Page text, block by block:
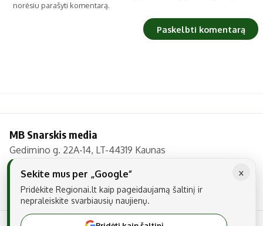
norėsiu parašyti komentarą.
MB Snarskis media
Gedimino g. 22A-14, LT-44319 Kaunas
Tel.: +370 606 17737
El. paštas: info@regionai.lt ×
Sekite mus per „Google“
Pridėkite Regionai.lt kaip pageidaujamą šaltinį ir
nepraleiskite svarbiausių naujienų.